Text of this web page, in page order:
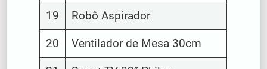
19 Robô Aspirador
20 Ventilador de Mesa 30cm